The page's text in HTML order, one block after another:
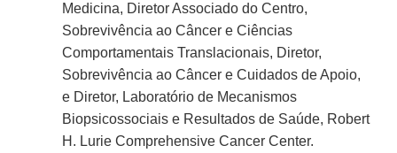
Medicina, Diretor Associado do Centro,
Sobrevivência ao Câncer e Ciências
Comportamentais Translacionais, Diretor,
Sobrevivência ao Câncer e Cuidados de Apoio,
e Diretor, Laboratório de Mecanismos
Biopsicossociais e Resultados de Saúde, Robert
H. Lurie Comprehensive Cancer Center.